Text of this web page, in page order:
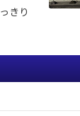
きり